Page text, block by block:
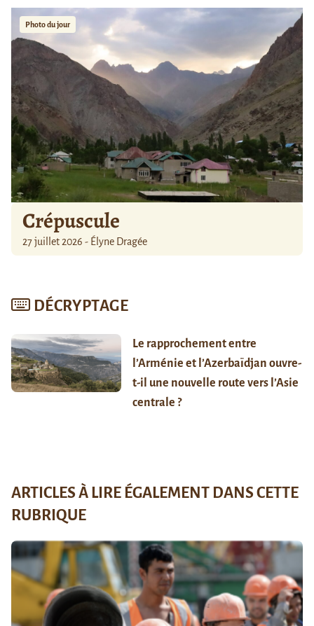
Photo du jour
Crépuscule
27 juillet 2026 - Élyne Dragée
DÉCRYPTAGE
Le rapprochement entre
l’Arménie et l’Azerbaïdjan ouvre-
t-il une nouvelle route vers l’Asie
centrale ?
ARTICLES À LIRE ÉGALEMENT DANS CETTE
RUBRIQUE